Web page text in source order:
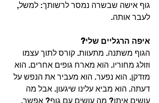
גוף אישה שבשרה נמסר לרשותך: למשל,
לעבר אותה.
איפה הרגליים שלי?
הגוף משתנה. מתעוות. קורס לתוך עצמו
וזולג מחוריו. הוא מארח גופים אחרים. הוא
מזדקן. הוא נפער. הוא מעביר את הנפש על
דעתה. הוא מביא עלינו שיגעון. אבל מה
עושים איתו? מה עושים עם גוף? אפשר,